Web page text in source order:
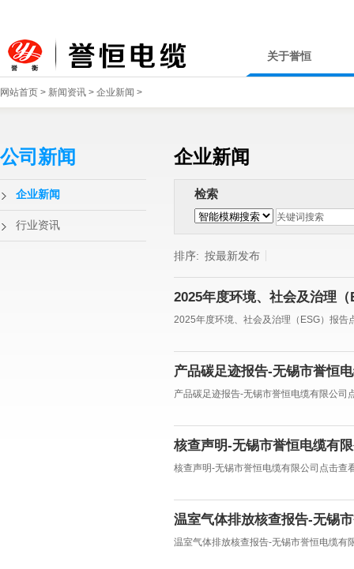
关于誉恒
网站首页 > 新闻资讯 > 企业新闻 >
公司新闻
企业新闻
行业资讯
企业新闻
检索
排序: 按最新发布
2025年度环境、社会及治理
2025年度环境、社会及治理（ESG）报告
产品碳足迹报告-无锡市誉恒
产品碳足迹报告-无锡市誉恒电缆有限公司
核查声明-无锡市誉恒电缆有
核查声明-无锡市誉恒电缆有限公司点击查
温室气体排放核查报告-无锡
温室气体排放核查报告-无锡市誉恒电缆有